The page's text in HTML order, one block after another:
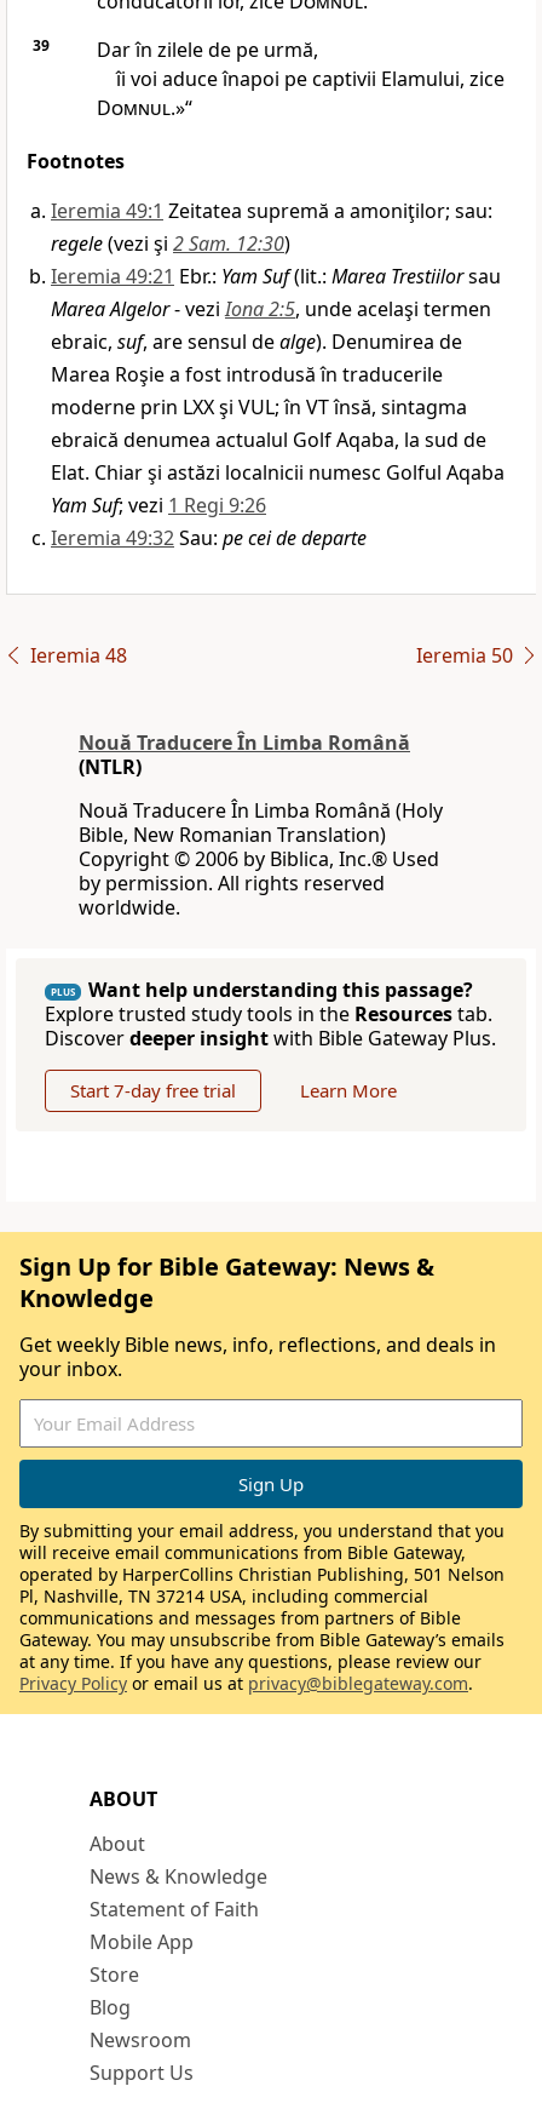
39
Dar în zilele de pe urmă,
îi voi aduce înapoi pe captivii Elamului, zice
Domnul.»“
Footnotes
Ieremia 49:1 Zeitatea supremă a amoniţilor; sau:
regele(vezi şi 2 Sam. 12:30)
Ieremia 49:21 Ebr.: Yam Suf(lit.: Marea Trestiilorsau
Marea Algelor- veziIona 2:5, unde acelaşi termen
ebraic, suf, are sensul dealge). Denumirea de
Marea Roşie a fost introdusă în traducerile
moderne prin LXX şi VUL; în VT însă, sintagma
ebraică denumea actualul Golf Aqaba, la sud de
Elat. Chiar şi astăzi localnicii numesc Golful Aqaba
Yam Suf; vezi 1 Regi 9:26
Ieremia 49:32Sau: pe cei de departe
Ieremia 48 Ieremia 50
Nouă Traducere În Limba Română
(NTLR)
Nouă Traducere În Limba Română (Holy
Bible, New Romanian Translation)
Copyright © 2006 by Biblica, Inc.® Used
by permission. All rights reserved
worldwide.
PLUS
Want help understanding this passage?
Explore trusted study tools in the Resourcestab.
Discoverdeeper insightwith Bible Gateway Plus.
Start 7-day free trial Learn More
ABOUT
About
News & Knowledge
Statement of Faith
Mobile App
Store
Blog
Newsroom
Support Us
Sign Up for Bible Gateway: News &
Knowledge
Get weekly Bible news, info, reflections, and deals in
your inbox.
By submitting your email address, you understand that you
will receive email communications from Bible Gateway,
operated by HarperCollins Christian Publishing, 501 Nelson
Pl, Nashville, TN 37214 USA, including commercial
communications and messages from partners of Bible
Gateway. You may unsubscribe from Bible Gateway’s emails
at any time. If you have any questions, please review our
Privacy Policy or email us at privacy@biblegateway.com.